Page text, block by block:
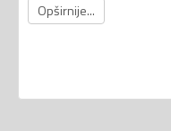
Opširnije...